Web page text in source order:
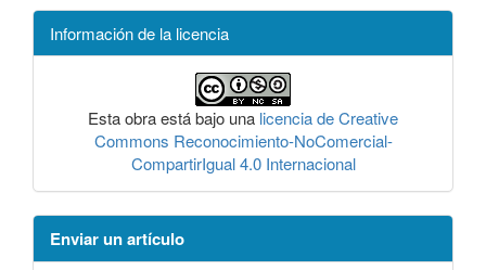
Información de la licencia
Esta obra está bajo una licencia de Creative
Commons Reconocimiento-NoComercial-
CompartirIgual 4.0 Internacional
Enviar un artículo